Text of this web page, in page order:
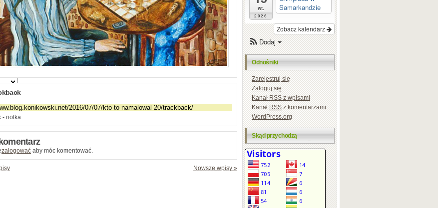
- notka
zalogować aby móc komentować.
Nowsze wpisy »
wt.
2026
Samarkandzie
Zobacz kalendarz
Dodaj
Odnośniki
Zarejestruj się
Zaloguj się
KanałRSSz wpisami
KanałRSSz komentarzami
WordPress.org
Skąd przychodzą